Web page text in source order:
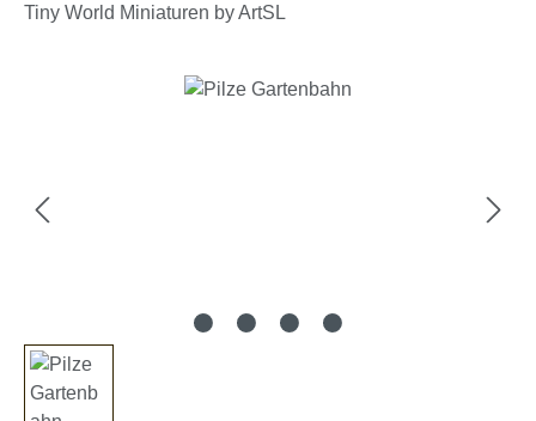
Tiny World Miniaturen by ArtSL
Bildergalerie überspringen